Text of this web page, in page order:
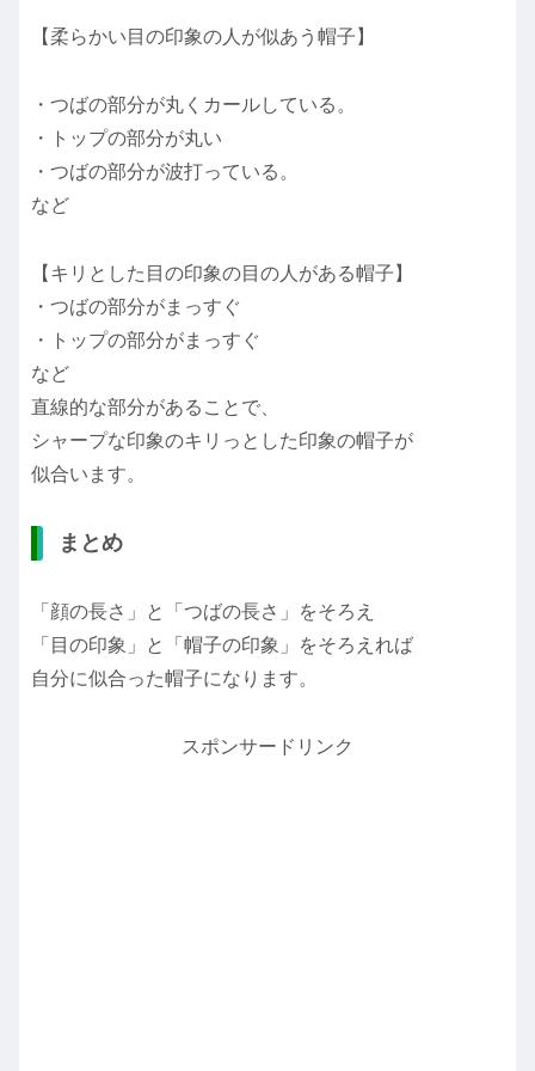
【柔らかい目の印象の人が似あう帽子】
・つばの部分が丸くカールしている。
・トップの部分が丸い
・つばの部分が波打っている。
など
【キリとした目の印象の目の人がある帽子】
・つばの部分がまっすぐ
・トップの部分がまっすぐ
など
直線的な部分があることで、
シャープな印象のキリっとした印象の帽子が
似合います。
まとめ
「顔の長さ」と「つばの長さ」をそろえ
「目の印象」と「帽子の印象」をそろえれば
自分に似合った帽子になります。
スポンサードリンク